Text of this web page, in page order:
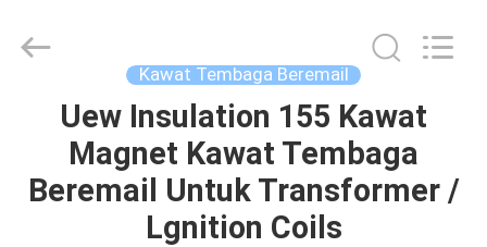
RUMAH
PRODUK
Material
Co,.Ltd.
Kawat Tembaga Beremail
Uew Insulation 155 Kawat
Magnet Kawat Tembaga
Beremail Untuk Transformer /
Lgnition Coils